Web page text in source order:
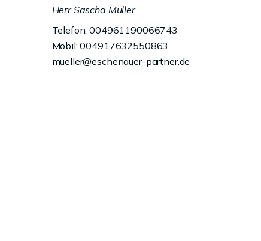
Herr Sascha Müller
Telefon: 004961190066743
Mobil: 004917632550863
mueller@eschenauer-partner.de